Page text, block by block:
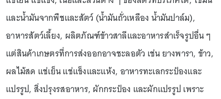
และน้ำมันจากพืชและสัตว์ (น้ำมันถั่วเหลือง น้ำมันปาล์ม),
อาหารสัตว์เลี้ยง, ผลิตภัณฑ์ข้าวสาลีและอาหารสำเร็จรูปอื่น ๆ
แต่สินค้าเกษตรที่การส่งออกอาจชะลอตัว เช่น ยางพารา, ข้าว,
ผลไม้สด แช่เย็น แช่แข็งและแห้ง, อาหารทะเลกระป๋องและ
แปรรูป, สิ่งปรุงรสอาหาร, ผักกระป๋อง และผักแปรรูป เพราะ